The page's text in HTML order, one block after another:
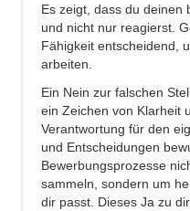
Es zeigt, dass du deinen
und nicht nur reagierst.
Fähigkeit entscheidend,
arbeiten.
Ein Nein zur falschen
ein Zeichen von Klarheit
Verantwortung für den
und Entscheidungen
Bewerbungsprozesse
sammeln, sondern um
dir passt. Dieses Ja zu